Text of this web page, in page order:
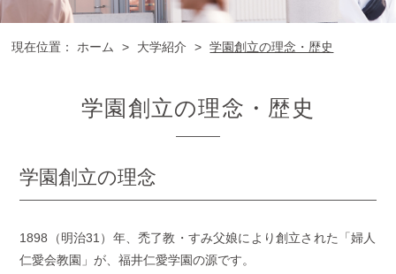
現在位置： ホーム > 大学紹介 > 学園創立の理念・歴史
学園創立の理念・歴史
学園創立の理念
1898（明治31）年、禿了教・すみ父娘により創立された「婦人
仁愛会教園」が、福井仁愛学園の源です。